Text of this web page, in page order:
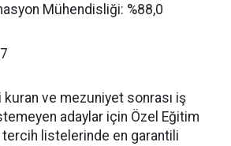
Mühendisliği: %88,0
ve mezuniyet sonrası iş
adaylar için Özel Eğitim
tercih listelerinde en garantili